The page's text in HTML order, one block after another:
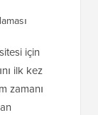
için
ilk kez
zamanı